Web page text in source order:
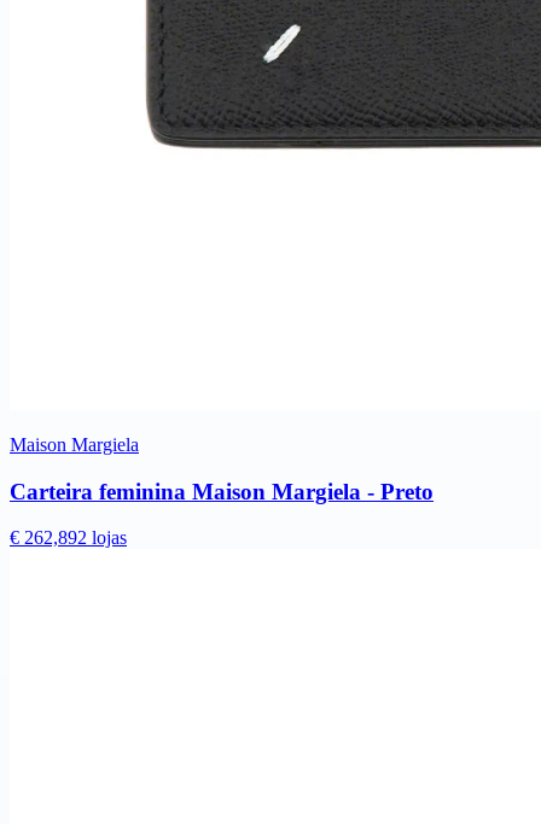
Maison Margiela
Carteira feminina Maison Margiela - Preto
€ 262,892 lojas